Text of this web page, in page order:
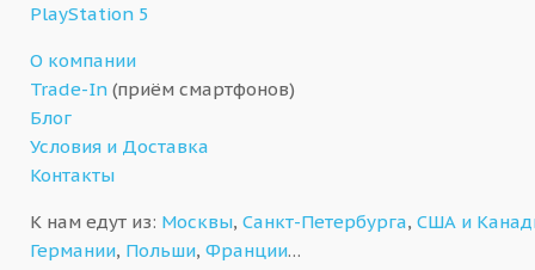
PlayStation 5
О компании
Trade-In (приём смартфонов)
Блог
Условия и Доставка
Контакты
К нам едут из: Москвы, Санкт-Петербурга, США и
Германии, Польши, Франции…